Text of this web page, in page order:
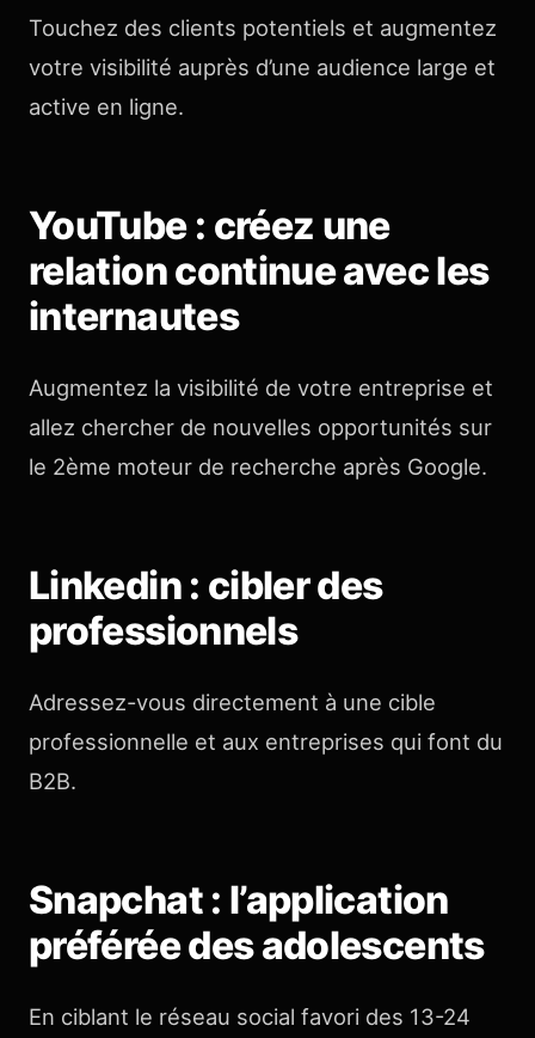
Touchez des clients potentiels et augmentez
votre visibilité auprès d’une audience large et
active en ligne.
YouTube : créez une
relation continue avec les
internautes
Augmentez la visibilité de votre entreprise et
allez chercher de nouvelles opportunités sur
le 2ème moteur de recherche après Google.
Linkedin : cibler des
professionnels
Adressez-vous directement à une cible
professionnelle et aux entreprises qui font du
B2B.
Snapchat : l’application
préférée des adolescents
En ciblant le réseau social favori des 13-24